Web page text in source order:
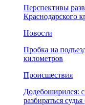
Перспективы
Краснодарского
Новости
Пробка на
километров
Происшествия
Додебоширился:
разбираться